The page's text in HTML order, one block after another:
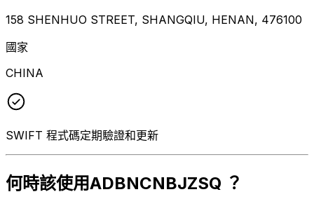
158 SHENHUO STREET, SHANGQIU, HENAN, 476100
國家
CHINA
SWIFT 程式碼定期驗證和更新
何時該使用ADBNCNBJZSQ ？